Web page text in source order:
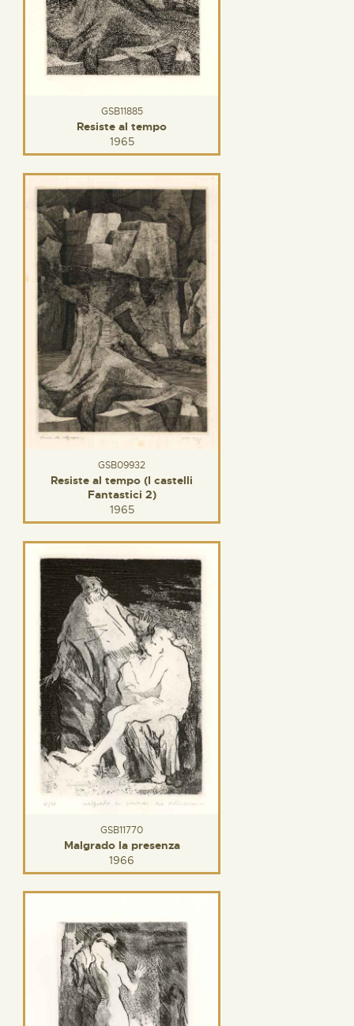
GSB11885
Resiste al tempo
1965
GSB09932
Resiste al tempo (I castelli
Fantastici 2)
1965
GSB11770
Malgrado la presenza
1966